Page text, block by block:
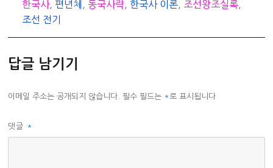
고
리
한국사, 편년체 동국사략 ,한국사 이론 조선왕조실록
조선 전기
답글 남기기
이메일 주소는 공개되지 않습니다. 필수 필드는 * 로 표시됩니다
댓글 *